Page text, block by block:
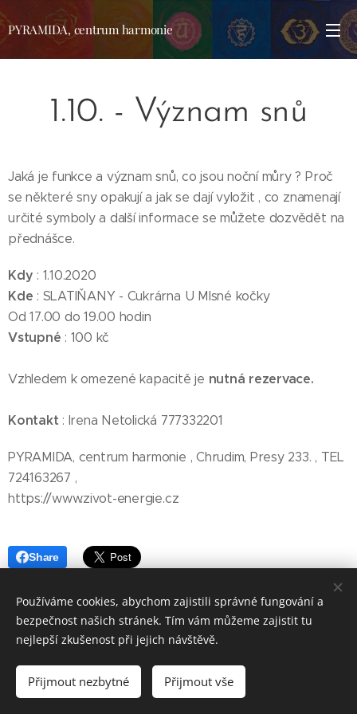
PYRAMIDA, centrum harmonie
1.10. - Význam snů
Jaká je funkce a význam snů, co jsou noční můry ? Proč
se některé sny opakují a jak se dají vyložit , co znamenají
určité symboly a další informace se můžete dozvědět na
přednášce.
Kdy : 1.10.2020
Kde : SLATIŇANY - Cukrárna U Mlsné kočky
Od 17.00 do 19.00 hodin
Vstupné : 100 kč
Vzhledem k omezené kapacitě je nutná rezervace.
Kontakt : Irena Netolická 777332201
PYRAMIDA, centrum harmonie , Chrudim, Presy 233. , TEL
724163267 ,
https://www.zivot-energie.cz
Share
© 2020 Jiřina Slámová, PYRAMIDA, centrum harmonie Chrudim
Cookies
Používáme cookies, abychom zajistili správné fungování a
bezpečnost našich stránek. Tím vám můžeme zajistit tu
nejlepší zkušenost při jejich návštěvě.
Přijmout nezbytné Přijmout vše